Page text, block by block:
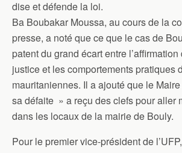
dise et défende la loi.
Ba Boubakar Moussa, au cours de la
presse, a noté que ce que le cas de
patent du grand écart entre
justice et les comportements pratiques
mauritaniennes. Il a ajouté que le
sa défaite » a reçu des clefs pour aller
dans les locaux de la mairie de Bouly.
Pour le premier vice-président de